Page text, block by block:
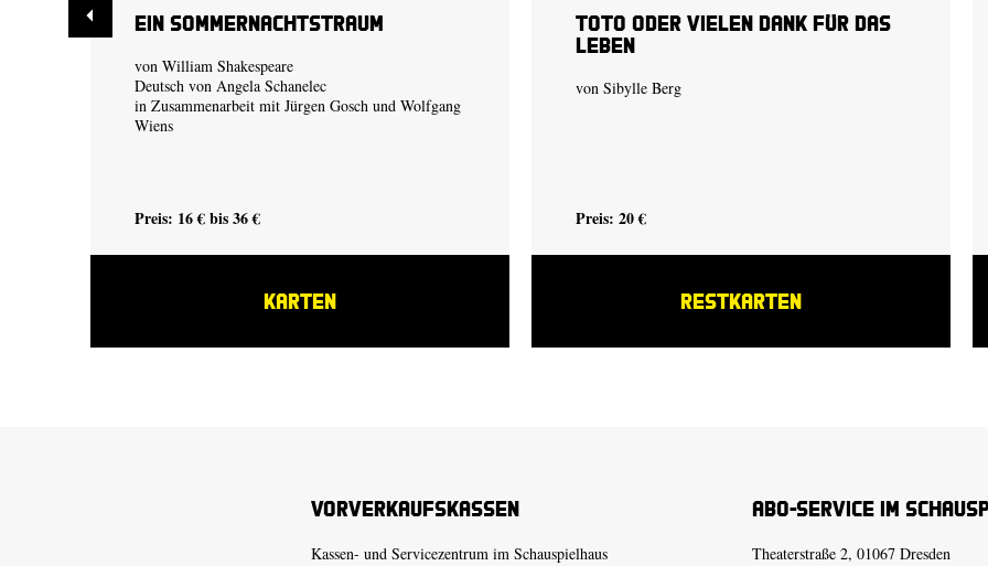
Ein Sommer­nachtstraum
von William Shakespeare
Deutsch von Angela Schanelec
in Zusammenarbeit mit Jürgen Gosch und Wolfgang
Wiens
Preis: 16 € bis 36 €
KARTEN
Toto oder Vielen Dank für das
Leben
von Sibylle Berg
Preis: 20 €
RESTKARTEN
Vorverkaufskassen
Kassen- und Servicezentrum im Schauspielhaus
Abo-Service im
Theaterstraße 2, 01067 Dresden